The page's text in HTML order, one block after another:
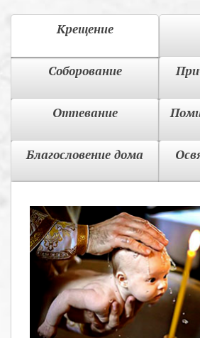
Крещение
Соборование
Отпевание
Благословение дома